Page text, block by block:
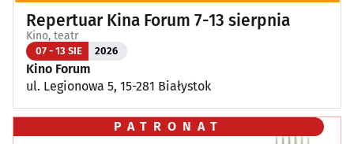
Repertuar Kina Forum 7-13 sierpnia
Kino, teatr
07 - 13 SIE 2026
Kino Forum
ul. Legionowa 5, 15-281 Białystok
PATRONAT